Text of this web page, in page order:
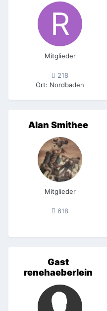
Mitglieder
218
Ort: Nordbaden
Alan Smithee
Mitglieder
618
Gast
renehaeberlein